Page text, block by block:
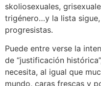
skoliosexuales,
trigénero…y la lista
progresistas.
Puede entre verse la
de “justificación
necesita, al igual que
mundo, caras frescas y